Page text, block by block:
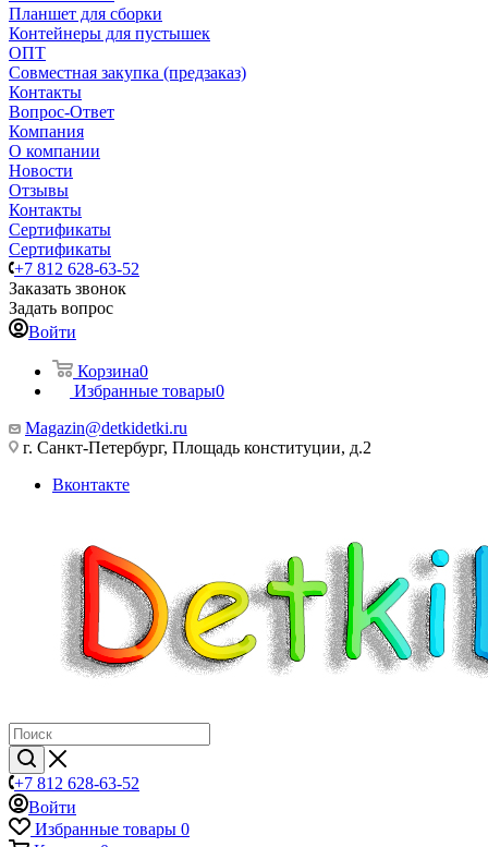
Планшет для сборки
Контейнеры для пустышек
ОПТ
Совместная закупка (предзаказ)
Контакты
Вопрос-Ответ
Компания
О компании
Новости
Отзывы
Контакты
Сертификаты
Сертификаты
+7 812 628-63-52
Заказать звонок
Задать вопрос
Войти
Корзина0
Избранные товары0
Magazin@detkidetki.ru
г. Санкт-Петербург, Площадь конституции, д.2
Вконтакте
+7 812 628-63-52
Войти
Избранные товары 0